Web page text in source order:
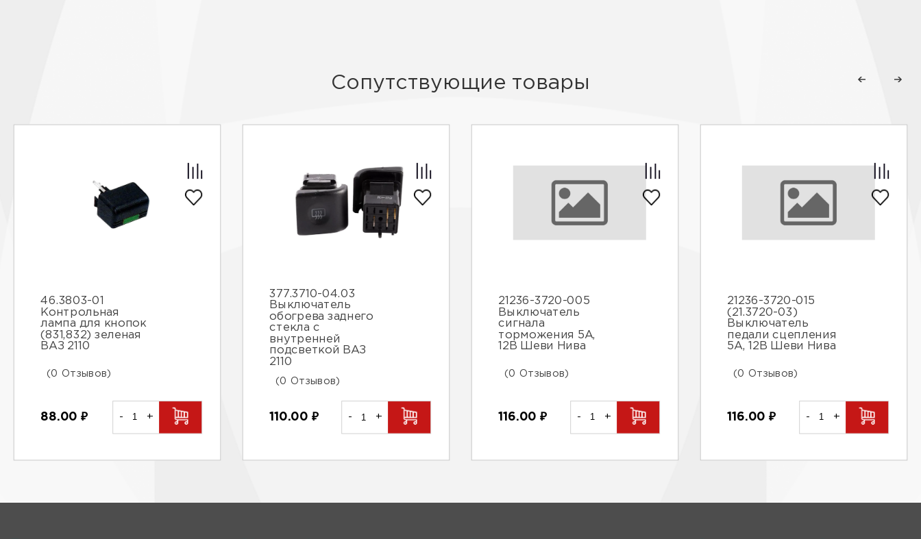
Сопутствующие товары
46.3803-01
Контрольная
лампа для кнопок
(831,832) зеленая
ВАЗ 2110
(0 Отзывов)
88.00 ₽ - +
377.3710-04.03
Выключатель
обогрева заднего
стекла с
внутренней
подсветкой ВАЗ
2110
(0 Отзывов)
110.00 ₽ - +
21236-3720-005
Выключатель
сигнала
торможения 5А,
12В Шеви Нива
(0 Отзывов)
116.00 ₽ - +
21236-3720-015
(21.3720-03)
Выключатель
педали сцепления
5А, 12В Шеви Нива
(0 Отзывов)
116.00 ₽ - +